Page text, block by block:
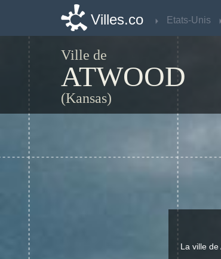
Villes.co Etats-Unis
Ville de
ATWOOD
(Kansas)
La ville
Villes.co Etats-Unis